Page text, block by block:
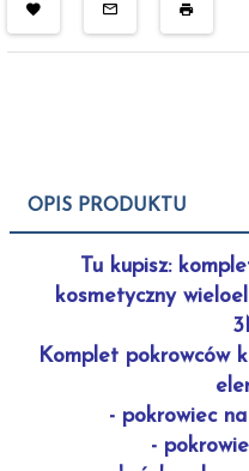
OPIS PRODUKTU
Tu kupisz:
kosmetyczny
Komplet pokrowców
- pokrowiec
-